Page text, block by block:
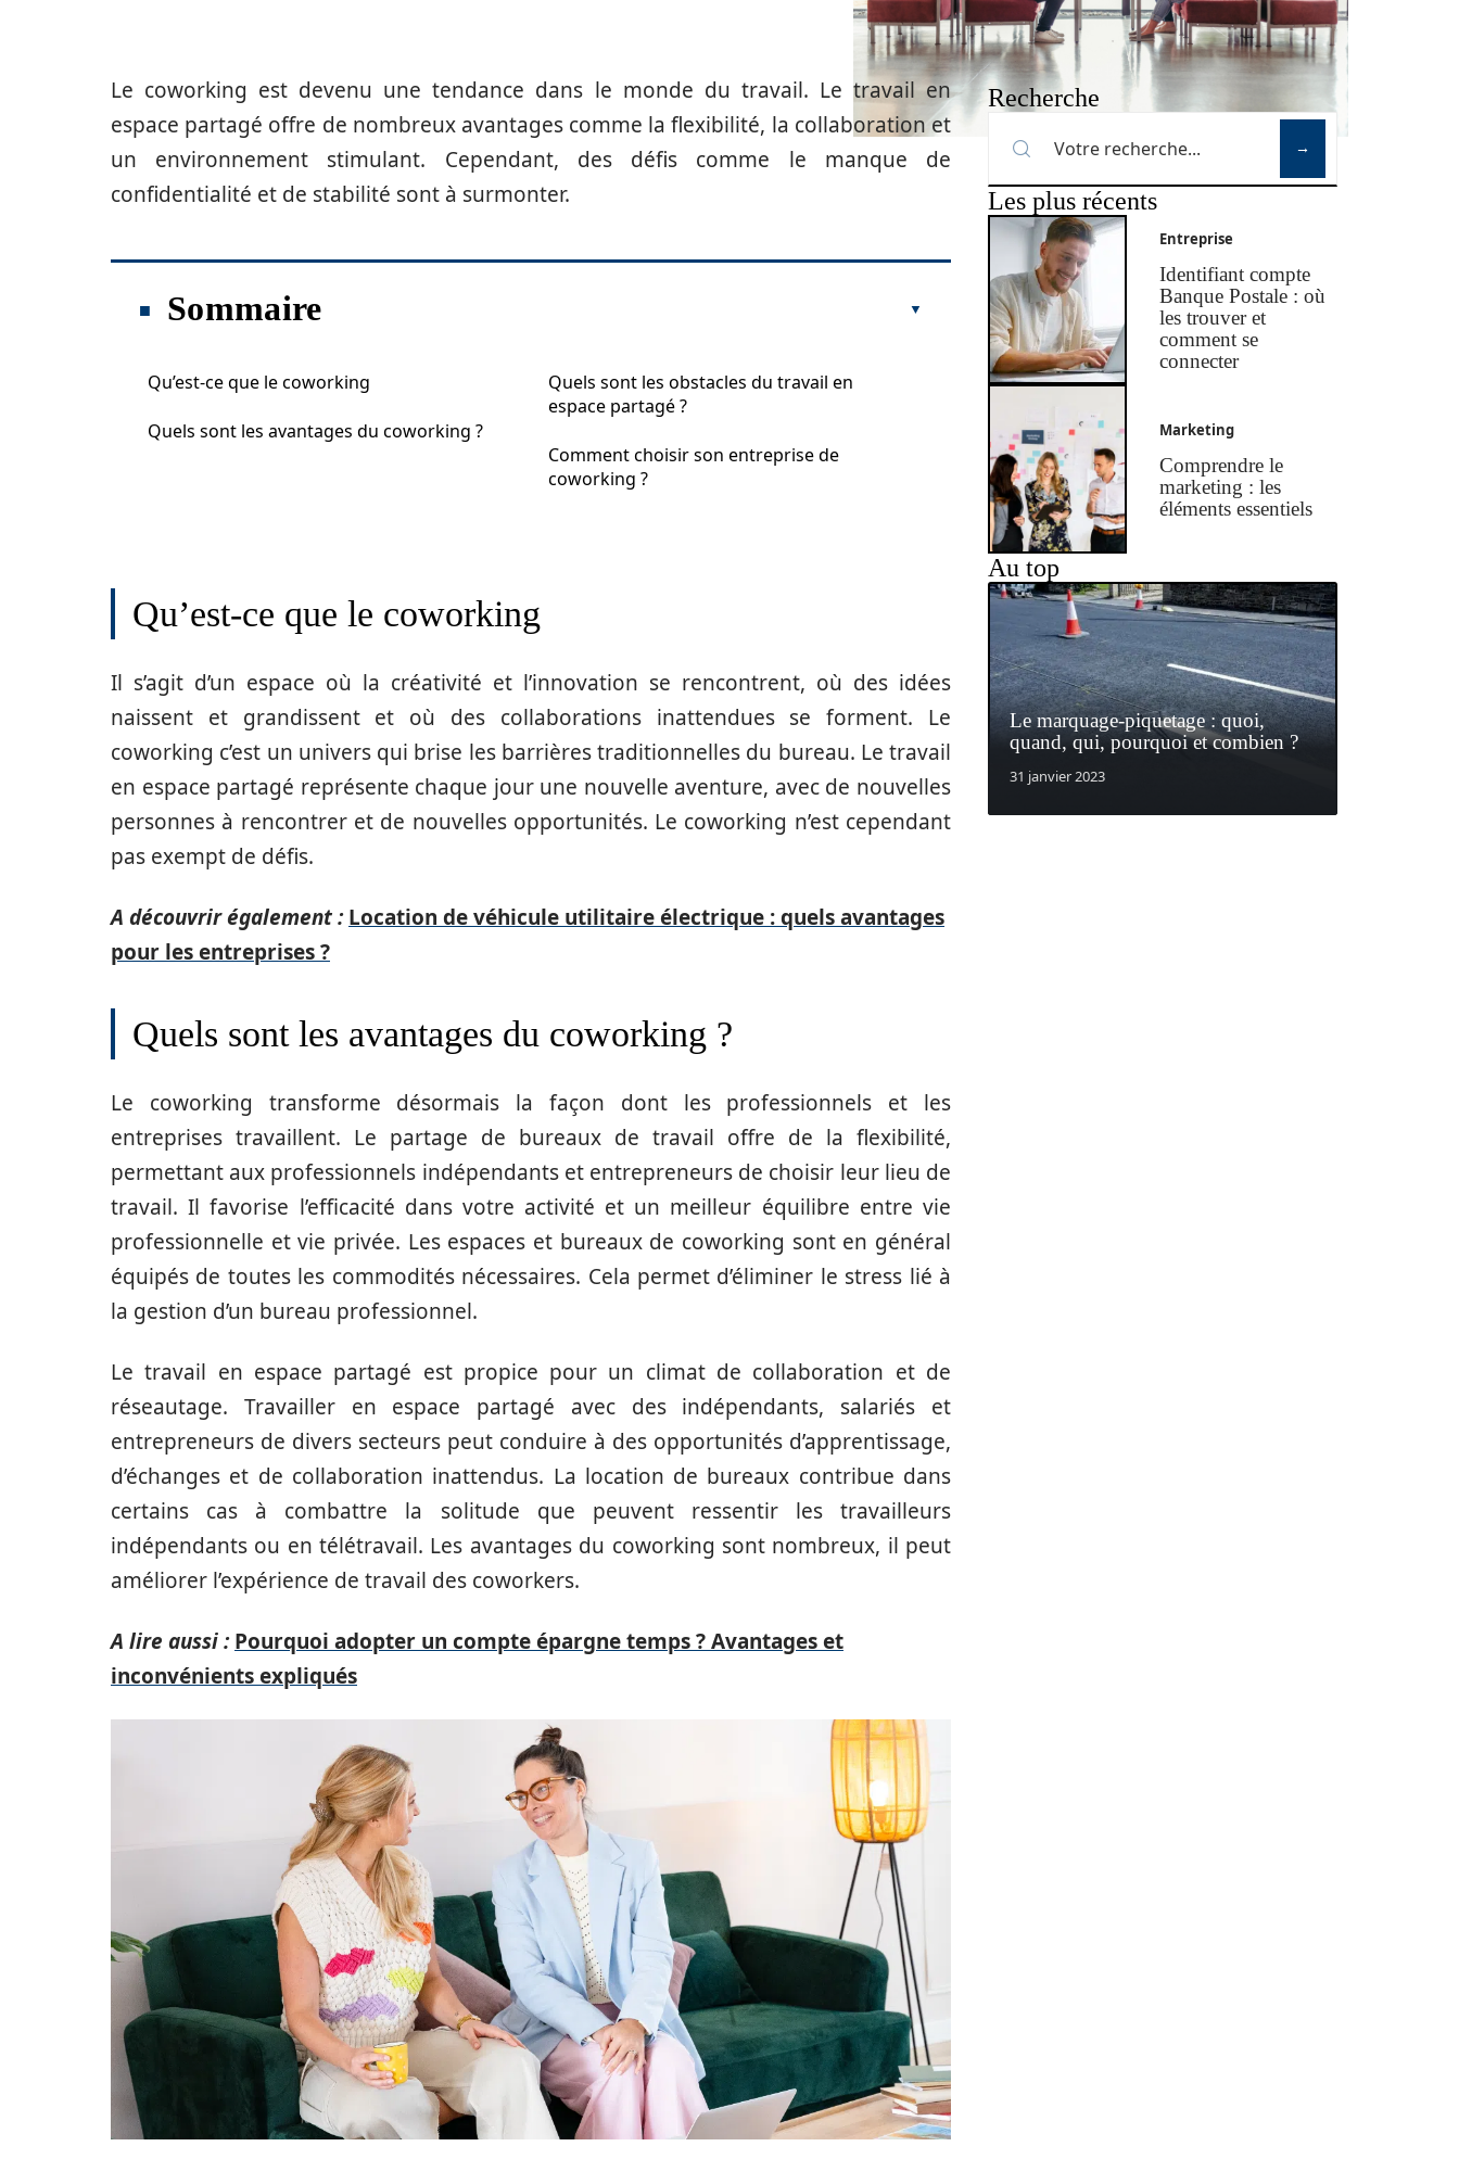
Le coworking est devenu une tendance dans le monde du travail. Le travail en
espace partagé offre de nombreux avantages comme la flexibilité, la collaboration et
un environnement stimulant. Cependant, des défis comme le manque de
confidentialité et de stabilité sont à surmonter.
Sommaire
Qu’est-ce que le coworking
Quels sont les avantages du coworking ?
Quels sont les obstacles du travail en
espace partagé ?
Comment choisir son entreprise de
coworking ?
Qu’est-ce que le coworking
Il s’agit d’un espace où la créativité et l’innovation se rencontrent, où des idées
naissent et grandissent et où des collaborations inattendues se forment. Le
coworking c’est un univers qui brise les barrières traditionnelles du bureau. Le travail
en espace partagé représente chaque jour une nouvelle aventure, avec de nouvelles
personnes à rencontrer et de nouvelles opportunités. Le coworking n’est cependant
pas exempt de défis.
A découvrir également : Location de véhicule utilitaire électrique : quels avantages
pour les entreprises ?
Quels sont les avantages du coworking ?
Le coworking transforme désormais la façon dont les professionnels et les
entreprises travaillent. Le partage de bureaux de travail offre de la flexibilité,
permettant aux professionnels indépendants et entrepreneurs de choisir leur lieu de
travail. Il favorise l’efficacité dans votre activité et un meilleur équilibre entre vie
professionnelle et vie privée. Les espaces et bureaux de coworking sont en général
équipés de toutes les commodités nécessaires. Cela permet d’éliminer le stress lié à
la gestion d’un bureau professionnel.
Le travail en espace partagé est propice pour un climat de collaboration et de
réseautage. Travailler en espace partagé avec des indépendants, salariés et
entrepreneurs de divers secteurs peut conduire à des opportunités d’apprentissage,
d’échanges et de collaboration inattendus. La location de bureaux contribue dans
certains cas à combattre la solitude que peuvent ressentir les travailleurs
indépendants ou en télétravail. Les avantages du coworking sont nombreux, il peut
améliorer l’expérience de travail des coworkers.
A lire aussi : Pourquoi adopter un compte épargne temps ? Avantages et
inconvénients expliqués
Recherche
Les plus récents
Entreprise
Identifiant compte
Banque Postale : où
les trouver et
comment se
connecter
Marketing
Comprendre le
marketing : les
éléments essentiels
Au top
Le marquage-piquetage : quoi,
quand, qui, pourquoi et combien ?
31 janvier 2023